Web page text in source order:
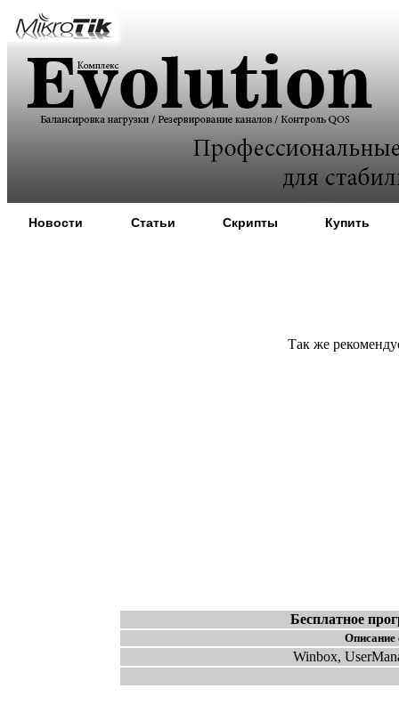
Новости Статьи Скрипты Купить
Так же
Бесплатное
Описание
Winbox,